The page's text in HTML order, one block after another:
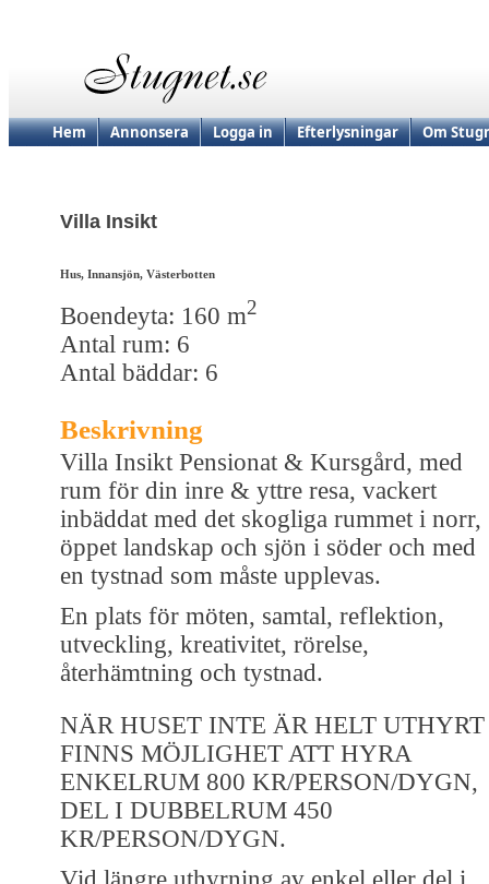
Hem Annonsera Logga in Efterlysningar Om
Villa Insikt
Hus, Innansjön, Västerbotten
Boendeyta: 160 m2
Antal rum: 6
Antal bäddar: 6
Beskrivning
Villa Insikt Pensionat & Kursgård, med
rum för din inre & yttre resa, vackert
inbäddat med det skogliga rummet i norr,
öppet landskap och sjön i söder och med
en tystnad som måste upplevas.
En plats för möten, samtal, reflektion,
utveckling, kreativitet, rörelse,
återhämtning och tystnad.
NÄR HUSET INTE ÄR HELT UTHYRT
FINNS MÖJLIGHET ATT HYRA
ENKELRUM 800 KR/PERSON/DYGN,
DEL I DUBBELRUM 450
KR/PERSON/DYGN.